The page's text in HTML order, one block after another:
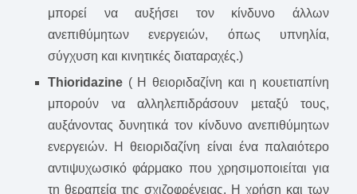
μπορεί να αυξήσει τον κίνδυνο άλλων
ανεπιθύμητων ενεργειών, όπως υπνηλία,
σύγχυση και κινητικές διαταραχές.)
Thioridazine ( Η θειοριδαζίνη και η κουετιαπίνη
μπορούν να αλληλεπιδράσουν μεταξύ τους,
αυξάνοντας δυνητικά τον κίνδυνο ανεπιθύμητων
ενεργειών. Η θειοριδαζίνη είναι ένα παλαιότερο
αντιψυχωσικό φάρμακο που χρησιμοποιείται για
τη θεραπεία της σχιζοφρένειας. Η χρήση και των